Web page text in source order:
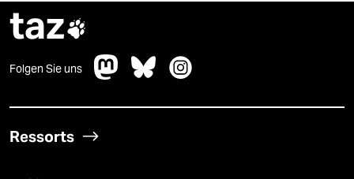
taz
Folgen Sie uns
Ressorts